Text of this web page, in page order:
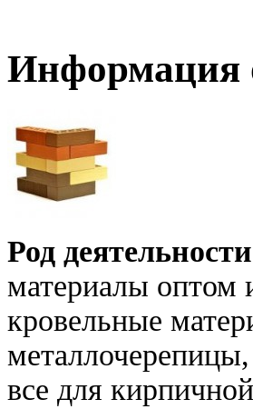
Информация
Род
материалы оптом
кровельные
все для